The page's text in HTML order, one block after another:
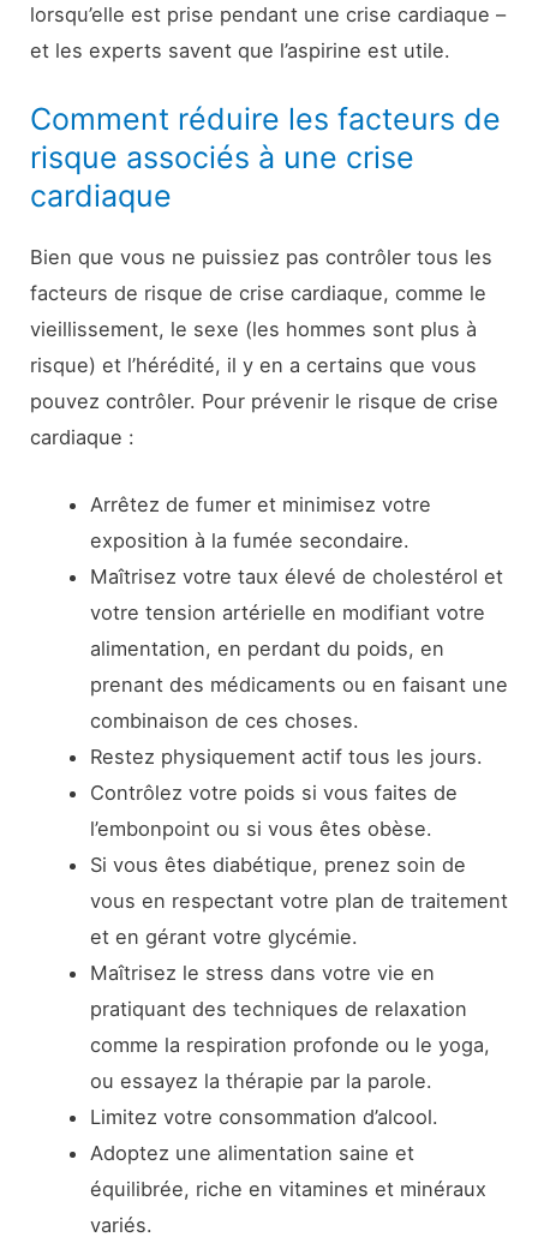
lorsqu’elle est prise pendant une crise cardiaque –
et les experts savent que l’aspirine est utile.
Comment réduire les facteurs de
risque associés à une crise
cardiaque
Bien que vous ne puissiez pas contrôler tous les
facteurs de risque de crise cardiaque, comme le
vieillissement, le sexe (les hommes sont plus à
risque) et l’hérédité, il y en a certains que vous
pouvez contrôler. Pour prévenir le risque de crise
cardiaque :
Arrêtez de fumer et minimisez votre
exposition à la fumée secondaire.
Maîtrisez votre taux élevé de cholestérol et
votre tension artérielle en modifiant votre
alimentation, en perdant du poids, en
prenant des médicaments ou en faisant une
combinaison de ces choses.
Restez physiquement actif tous les jours.
Contrôlez votre poids si vous faites de
l’embonpoint ou si vous êtes obèse.
Si vous êtes diabétique, prenez soin de
vous en respectant votre plan de traitement
et en gérant votre glycémie.
Maîtrisez le stress dans votre vie en
pratiquant des techniques de relaxation
comme la respiration profonde ou le yoga,
ou essayez la thérapie par la parole.
Limitez votre consommation d’alcool.
Adoptez une alimentation saine et
équilibrée, riche en vitamines et minéraux
variés.